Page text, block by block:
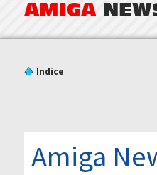
AMIGA
Indice
Amiga